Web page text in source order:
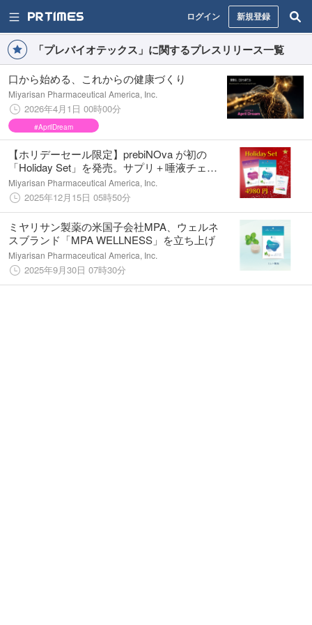
ログイン 新規登録
「プレバイオテックス」に関するプレスリリース一覧
口から始める、これからの健康づくり
Miyarisan Pharmaceutical America, Inc.
2026年4月1日 00時00分
#AprilDream
【ホリデーセール限定】prebiNOva が初の
「Holiday Set」を発売。サプリ＋唾液チェッ
クの新しいオーラルケア体験を特別価格で
Miyarisan Pharmaceutical America, Inc.
2025年12月15日 05時50分
ミヤリサン製薬の米国子会社MPA、ウェルネ
スブランド「MPA WELLNESS」を立ち上げ
Miyarisan Pharmaceutical America, Inc.
2025年9月30日 07時30分